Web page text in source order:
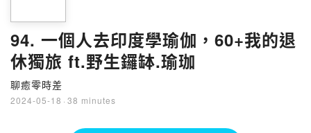
94. 一個人去印度學瑜伽，60+我的退
休獨旅 ft.野生鑼缽.瑜珈
聊癒零時差
2024-05-18 · 38 minutes